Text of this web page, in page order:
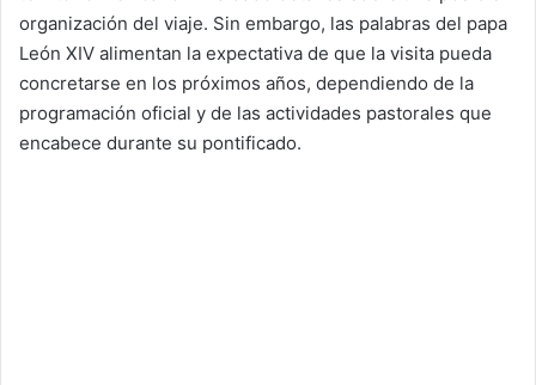
organización del viaje. Sin embargo, las palabras del papa
León XIV alimentan la expectativa de que la visita pueda
concretarse en los próximos años, dependiendo de la
programación oficial y de las actividades pastorales que
encabece durante su pontificado.